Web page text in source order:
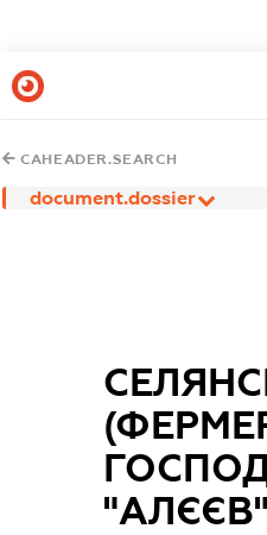
CAHEADER.SEARCH
document.dossier
"АЛЄЄВ"